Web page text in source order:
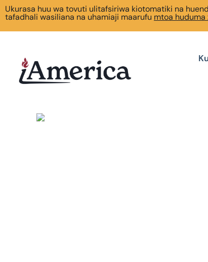
Ukurasa huu wa tovuti ulitafsiriwa kiotomatiki na
tafadhali wasiliana na uhamiaji maarufu mtoa huduma